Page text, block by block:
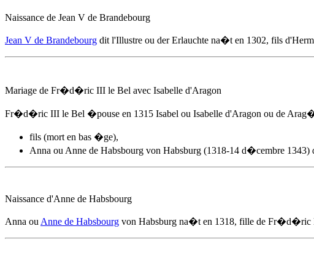
Naissance de Jean V de Brandebourg
Jean V de Brandebourg dit l'Illustre ou der Erlauchte na�t en 1302, fils
Mariage de Fr�d�ric III le Bel avec Isabelle d'Aragon
Fr�d�ric III le Bel �pouse en 1315 Isabel ou Isabelle d'Aragon ou de
fils (mort en bas �ge),
Anna ou Anne de Habsbourg von Habsburg (1318-14 d�cembre 1343)
Naissance d'Anne de Habsbourg
Anna ou Anne de Habsbourg von Habsburg na�t en 1318, fille de Fr�d�ric